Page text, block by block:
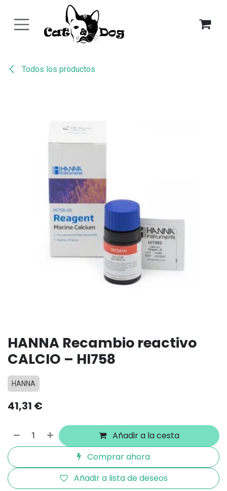
Todos los productos
HANNA Recambio reactivo
CALCIO – HI758
HANNA
41,31 €
Añadir a la cesta
Comprar ahora
Añadir a lista de deseos